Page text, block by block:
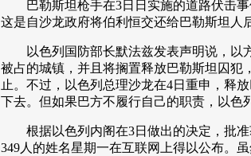
巴勒斯坦枪手在3日日实施的道路伏击事
这是自沙龙政府将伯利恒交还给巴勒斯坦人
以色列国防部长默法兹发表声明说，以
被占的城镇，并且将搁置释放巴勒斯坦囚犯
止。不过，以色列总理沙龙在4日重申，释
下去。但如果巴方不履行自己的职责，以色
根据以色列内阁在3日做出的决定，批准
349人的姓名星期一在互联网上得以公布。